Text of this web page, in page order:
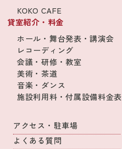
KOKO CAFE
貸室紹介・料金
ホール・舞台発表・講演会
レコーディング
会議・研修・教室
美術・茶道
音楽・ダンス
施設利用料・付属設備料金表
アクセス・駐車場
よくある質問